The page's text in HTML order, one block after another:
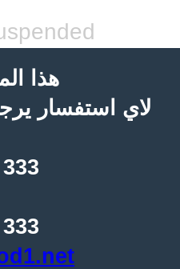
هذا
لاي استفسار